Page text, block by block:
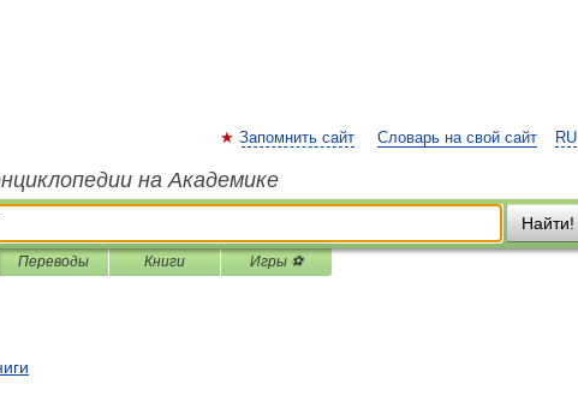
RU
Запомнить сайт Словарь на свой сайт
на Академике
Найти!
Переводы Книги Игры ⚽